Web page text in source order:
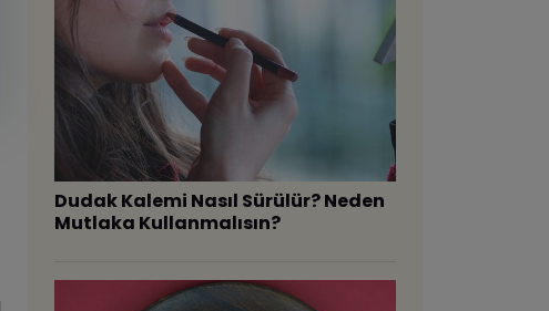
Dudak Kalemi Nasıl Sürülür? Neden
Mutlaka Kullanmalısın?